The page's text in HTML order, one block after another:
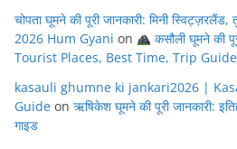
चोपता घूमने की पूरी जानकारी: मिनी
2026 Hum Gyani on
कसौली घूमने की
Tourist Places, Best Time, Trip Guide
kasauli ghumne ki jankari2026 |
Guide on ऋषिकेश घूमने की पूरी जानकारी:
गाइड